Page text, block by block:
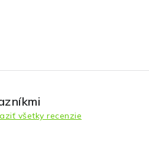
všetky recenzie